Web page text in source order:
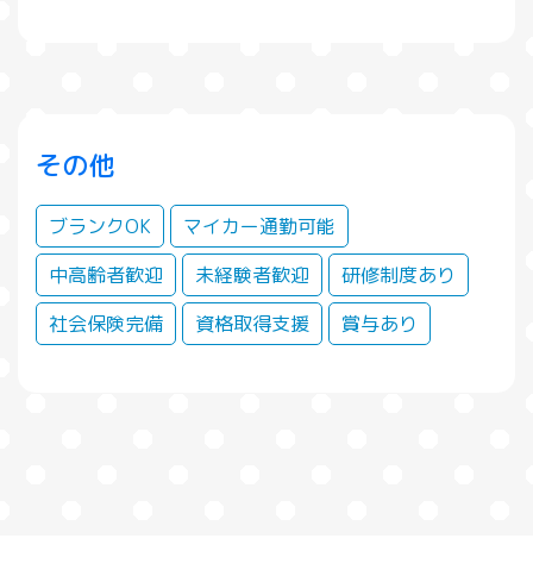
その他
ブランクOK
マイカー通勤可能
中高齢者歓迎
未経験者歓迎
研修制度あり
社会保険完備
資格取得支援 賞与あり